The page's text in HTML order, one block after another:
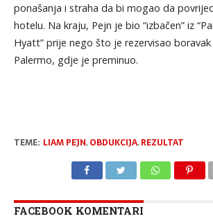
ponašanja i straha da bi mogao da
hotelu. Na kraju, Pejn je bio “izbačen” iz
Hyatt” prije nego što je rezervisao boravak
Palermo, gdje je preminuo.
TEME: LIAM PEJN, OBDUKCIJA, REZULTAT
FACEBOOK KOMENTARI